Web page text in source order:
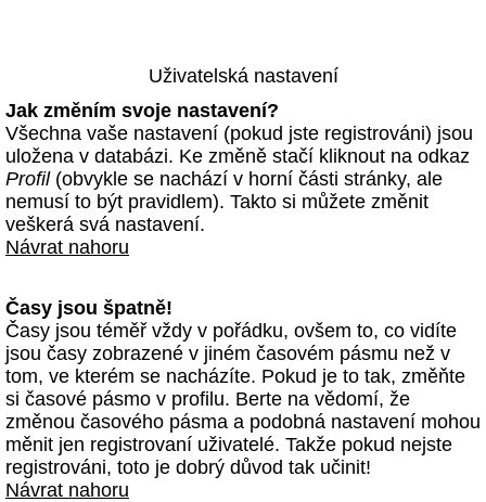
Uživatelská nastavení
Jak změním svoje nastavení?
Všechna vaše nastavení (pokud jste registrováni) jsou
uložena v databázi. Ke změně stačí kliknout na odkaz
Profil(obvykle se nachází v horní části stránky, ale
nemusí to být pravidlem). Takto si můžete změnit
veškerá svá nastavení.
Návrat nahoru
Časy jsou špatně!
Časy jsou téměř vždy v pořádku, ovšem to, co vidíte
jsou časy zobrazené v jiném časovém pásmu než v
tom, ve kterém se nacházíte. Pokud je to tak, změňte
si časové pásmo v profilu. Berte na vědomí, že
změnou časového pásma a podobná nastavení mohou
měnit jen registrovaní uživatelé. Takže pokud nejste
registrováni, toto je dobrý důvod tak učinit!
Návrat nahoru